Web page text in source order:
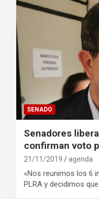
SENADO
Senadores
confirman voto
21/11/2019 agenda
«Nos reunimos los 6
PLRA y decidimos